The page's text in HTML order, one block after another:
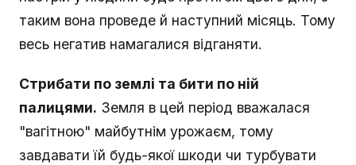
таким вона проведе й наступний місяць. Тому
весь негатив намагалися відганяти.
Стрибати по землі та бити по ній
палицями. Земля в цей період вважалася
"вагітною" майбутнім урожаєм, тому
завдавати їй будь-якої шкоди чи турбувати